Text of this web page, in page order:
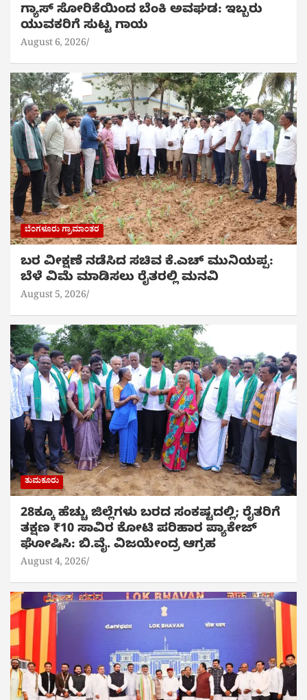
ಗ್ಯಾಸ್ ಸೋರಿಕೆಯಿಂದ ಬೆಂಕಿ ಅವಘಡ: ಇಬ್ಬರು
ಯುವಕರಿಗೆ ಸುಟ್ಟ ಗಾಯ
August 6, 2026
ಬೆಂಗಳೂರು ಗ್ರಾಮಾಂತರ
ಬರ ವೀಕ್ಷಣೆ ನಡೆಸಿದ ಸಚಿವ ಕೆ.ಎಚ್ ಮುನಿಯಪ್ಪ:
ಬೆಳೆ ವಿಮೆ ಮಾಡಿಸಲು ರೈತರಲ್ಲಿ ಮನವಿ
August 5, 2026
ತುಮಕೂರು
28ಕ್ಕೂ ಹೆಚ್ಚು ಜಿಲ್ಲೆಗಳು ಬರದ ಸಂಕಷ್ಟದಲ್ಲಿ; ರೈತರಿಗೆ
ತಕ್ಷಣ ₹10 ಸಾವಿರ ಕೋಟಿ ಪರಿಹಾರ ಪ್ಯಾಕೇಜ್
ಘೋಷಿಸಿ: ಬಿ.ವೈ. ವಿಜಯೇಂದ್ರ ಆಗ್ರಹ
August 4, 2026